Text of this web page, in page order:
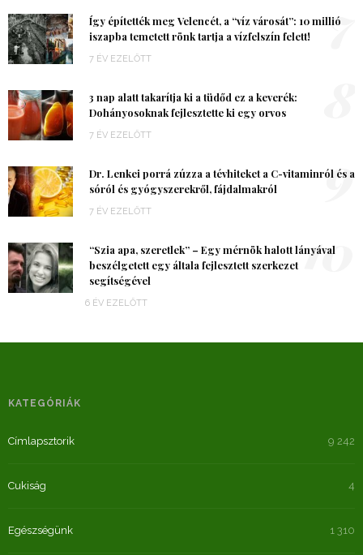
Így építették meg Velencét, a “víz városát”: 10 millió
iszapba temetett rönk tartja a vízfelszín felett!
7 ÉV EZELŐTT
7
3 nap alatt takarítja ki a tüdőd ez a keverék:
Dohányosoknak fejlesztette ki egy orvos
7 ÉV EZELŐTT
Dr. Lenkei porrá zúzza a tévhiteket a C-vitaminról és a
sóról és gyógyszerekről, fájdalmakról
7 ÉV EZELŐTT
9
“Szia apa, szeretlek” – Egy mérnök halott lányával
beszélgetett egy általa fejlesztett szerkezet
segítségével
6 ÉV EZELŐTT
10
KATEGÓRIÁK
Címlapsztorik 9 242
Cukiság 4
Egészségünk 1 310